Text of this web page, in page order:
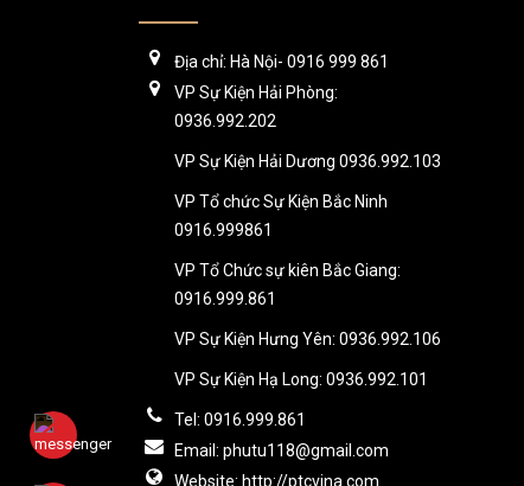
Địa chỉ: Hà Nội- 0916 999 861
VP Sự Kiện Hải Phòng:
0936.992.202
VP Sự Kiện Hải Dương 0936.992.103
VP Tổ chức Sự Kiện Bắc Ninh
0916.999861
VP Tổ Chức sự kiên Bắc Giang:
0916.999.861
VP Sự Kiện Hưng Yên: 0936.992.106
VP Sự Kiện Hạ Long: 0936.992.101
Tel: 0916.999.861
Email: phutu118@gmail.com
Website: http://ptcvina.com